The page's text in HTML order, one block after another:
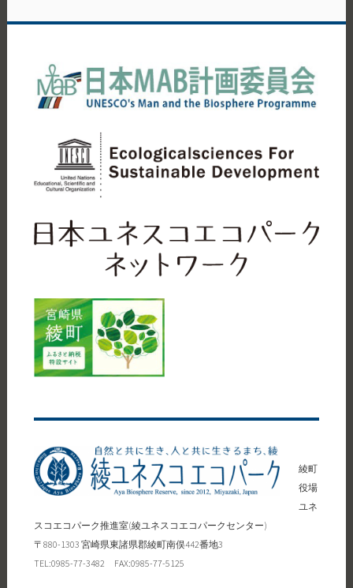
綾町
役場
ユネ
スコエコパーク推進室(綾ユネスコエコパークセンター)
〒880-1303 宮崎県東諸県郡綾町南俣442番地3
TEL:0985-77-3482 FAX:0985-77-5125